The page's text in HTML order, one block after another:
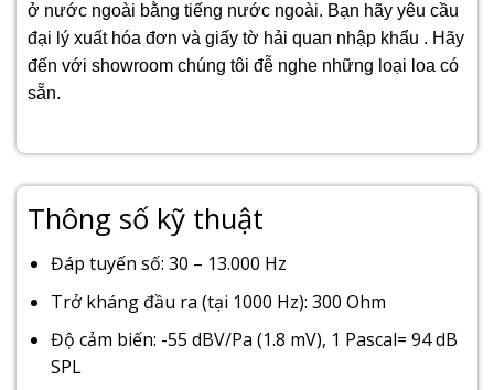
ở nước ngoài bằng tiếng nước ngoài. Bạn hãy yêu cầu
đại lý xuất hóa đơn và giấy tờ hải quan nhập khẩu . Hãy
đến với showroom chúng tôi đễ nghe những loại loa có
sẵn.
Thông số kỹ thuật
Đáp tuyến số: 30 – 13.000 Hz
Trở kháng đầu ra (tại 1000 Hz): 300 Ohm
Độ cảm biến: -55 dBV/Pa (1.8 mV), 1 Pascal= 94 dB
SPL